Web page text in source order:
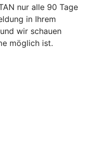
nur alle 90 Tage
in Ihrem
wir schauen
möglich ist.